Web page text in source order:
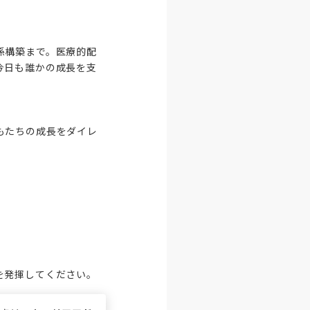
構築まで。医療的配
も誰かの成長を支
たちの成長をダイレ
揮してください。